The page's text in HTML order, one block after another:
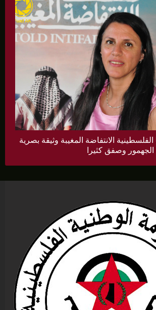
الانتفاضة المغيبة وثيقة بصرية
وصفق كثيرا